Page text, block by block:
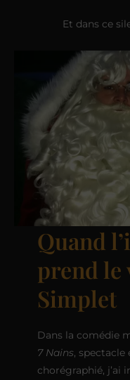
Et dans ce
Quand
prend le
Simplet
Dans la comédie
7 Nains, spectacle
chorégraphié, j’ai